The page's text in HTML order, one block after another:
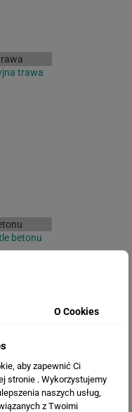
trawa
betonu
3D
O Cookies
aby zapewnić Ci
stronie . Wykorzystujemy
naszych usług,
z Twoimi